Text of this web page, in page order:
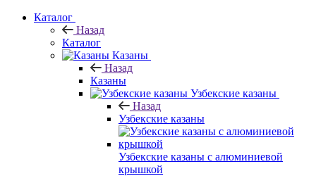
Каталог
Назад
Каталог
Казаны
Назад
Казаны
Узбекские казаны
Назад
Узбекские казаны
Узбекские казаны с алюминиевой
крышкой